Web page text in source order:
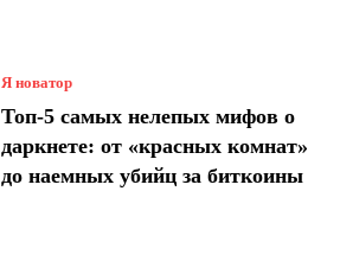
Я новатор
Топ-5 самых нелепых мифов о
даркнете: от «красных комнат»
до наемных убийц за биткоины